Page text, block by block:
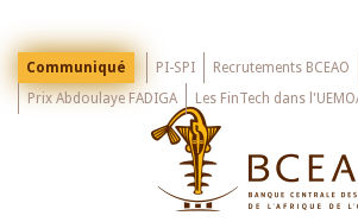
mainMenu
Top
Communiqué PI-SPI Recrutements BCEAO
Prix Abdoulaye FADIGA
Les FinTech dans